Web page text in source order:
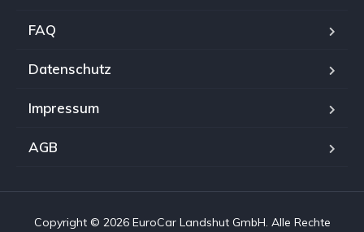
FAQ
Datenschutz
Impressum
AGB
Copyright © 2026 EuroCar Landshut GmbH. Alle Rechte